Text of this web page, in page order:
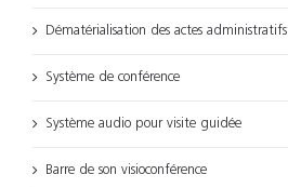
Dématérialisation des actes administratifs
Système de conférence
Système audio pour visite guidée
Barre de son visioconférence